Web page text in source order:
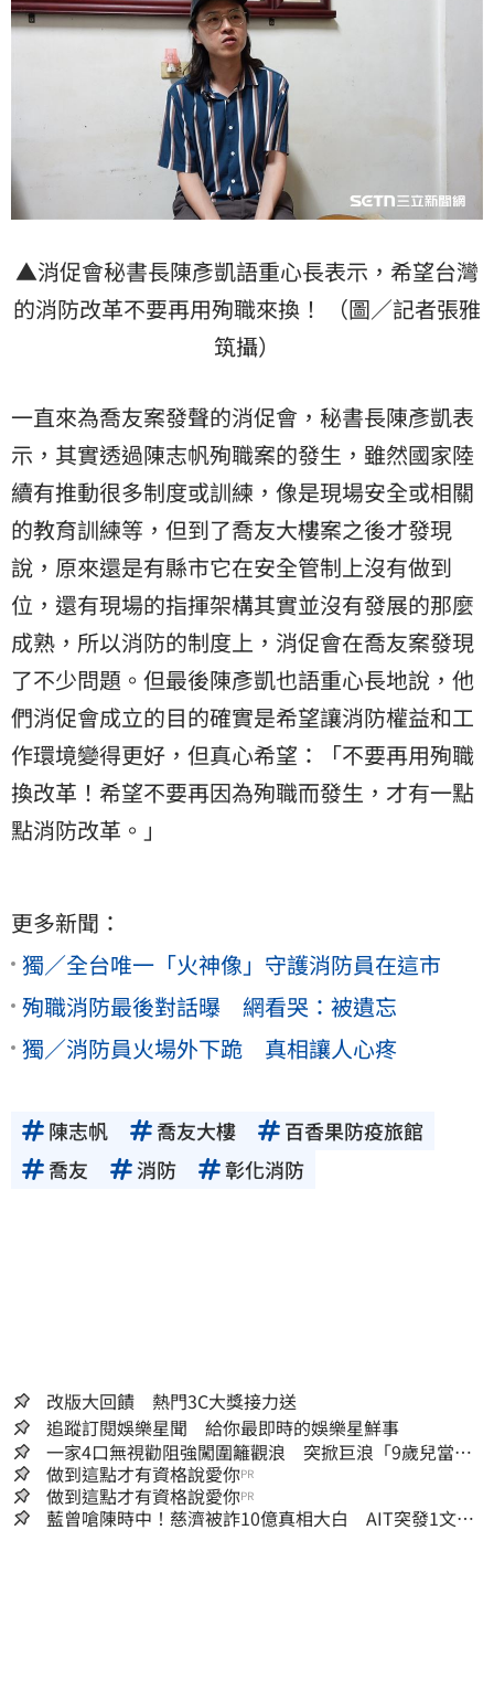
▲消促會秘書長陳彥凱語重心長表示，希望台灣
的消防改革不要再用殉職來換！ （圖／記者張雅
筑攝）
一直來為喬友案發聲的消促會，秘書長陳彥凱表
示，其實透過陳志帆殉職案的發生，雖然國家陸
續有推動很多制度或訓練，像是現場安全或相關
的教育訓練等，但到了喬友大樓案之後才發現
說，原來還是有縣市它在安全管制上沒有做到
位，還有現場的指揮架構其實並沒有發展的那麼
成熟，所以消防的制度上，消促會在喬友案發現
了不少問題。但最後陳彥凱也語重心長地說，他
們消促會成立的目的確實是希望讓消防權益和工
作環境變得更好，但真心希望：「不要再用殉職
換改革！希望不要再因為殉職而發生，才有一點
點消防改革。」
更多新聞：
獨／全台唯一「火神像」守護消防員在這市
殉職消防最後對話曝 網看哭：被遺忘
獨／消防員火場外下跪 真相讓人心疼
陳志帆 喬友大樓
百香果防疫旅館
喬友
消防 彰化消防
改版大回饋 熱門3C大獎接力送
追蹤訂閱娛樂星聞 給你最即時的娛樂星鮮事
一家4口無視勸阻強闖圍籬觀浪 突掀巨浪「9歲兒當場
遭捲入海」
做到這點才有資格說愛你PR
做到這點才有資格說愛你PR
藍曾嗆陳時中！慈濟被詐10億真相大白 AIT突發1文酸